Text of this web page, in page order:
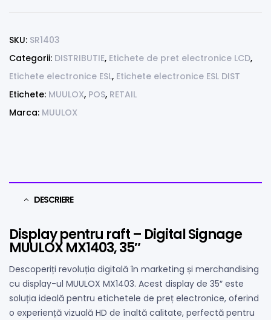
SKU: SR1403
Categorii: DISTRIBUTIE, Etichete de pret electronice LCD,
Etichete electronice ESL, Etichete electronice ESL DIST
Etichete: MUULOX, POS, RETAIL
Marca: MUULOX
DESCRIERE
Display pentru raft – Digital Signage
MUULOX MX1403, 35″
Descoperiți revoluția digitală în marketing și merchandising
cu display-ul MUULOX MX1403. Acest display de 35″ este
soluția ideală pentru etichetele de preț electronice, oferind
o experiență vizuală HD de înaltă calitate, perfectă pentru